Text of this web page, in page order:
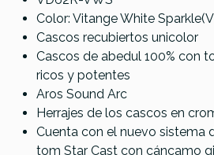
Color: Vitange White
Cascos recubiertos unicolor
Cascos de abedul 100% con
ricos y potentes
Aros Sound Arc
Herrajes de los cascos en
Cuenta con el nuevo sistema
tom Star Cast con cáncamo